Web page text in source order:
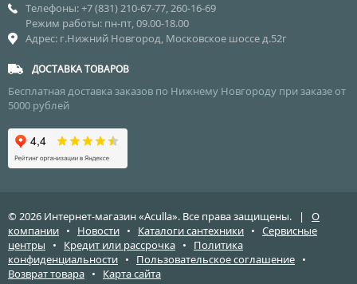
Телефоны: +7 (831) 210-67-77, 260-16-69
Режим работы: пн-пт, 09.00-18.00
Адрес: г.Нижний Новгород, Московское шоссе д.52г
ДОСТАВКА ТОВАРОВ
Бесплатная доставка заказов по Нижнему Новгороду при заказе от
5000 рублей
© 2026 Интернет-магазин «Aculla». Все права защищены. | О
компании • Новости • Каталоги сантехники • Сервисные
центры • Кредит или рассрочка • Политика
конфиденциальности • Пользовательское соглашение •
Возврат товара • Карта сайта